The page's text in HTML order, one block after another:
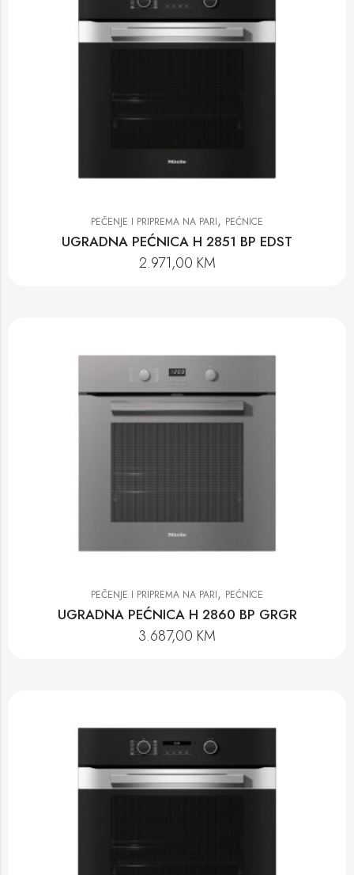
PEČENJE I PRIPREMA NA PARI, PEĆNICE
UGRADNA PEĆNICA H 2851 BP EDST
2.971,00 KM
PEČENJE I PRIPREMA NA PARI, PEĆNICE
UGRADNA PEĆNICA H 2860 BP GRGR
3.687,00 KM